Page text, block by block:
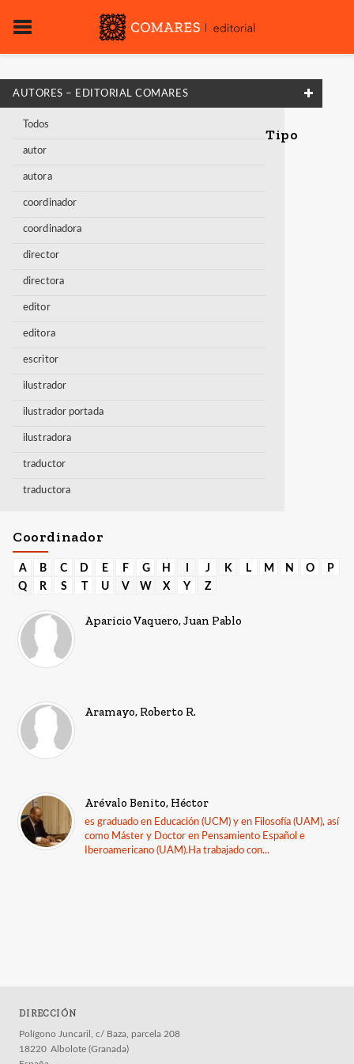
AUTORES – EDITORIAL COMARES
Todos
autor
autora
coordinador
coordinadora
director
directora
editor
editora
escritor
ilustrador
ilustrador portada
ilustradora
traductor
traductora
Tipo
Coordinador
A B C D E F G H J K L M N O
P
Q
R S T U V W X Y Z
Aparicio Vaquero, Juan Pablo
Aramayo, Roberto R.
Arévalo Benito, Héctor
es graduado en Educación (UCM) y en Filosofía (UAM), así
como Máster y Doctor en Pensamiento Español e
Iberoamericano (UAM).Ha trabajado con...
DIRECCIÓN
Polígono Juncaril, c/ Baza, parcela 208
18220 Albolote (Granada)